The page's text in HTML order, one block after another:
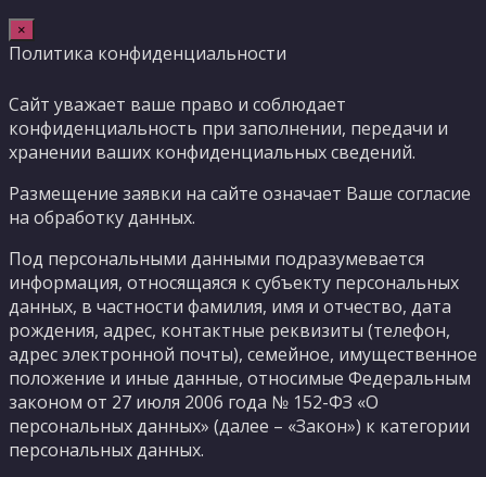
×
Политика конфиденциальности
Сайт уважает ваше право и соблюдает
конфиденциальность при заполнении, передачи и
хранении ваших конфиденциальных сведений.
Размещение заявки на сайте означает Ваше согласие
на обработку данных.
Под персональными данными подразумевается
информация, относящаяся к субъекту персональных
данных, в частности фамилия, имя и отчество, дата
рождения, адрес, контактные реквизиты (телефон,
адрес электронной почты), семейное, имущественное
положение и иные данные, относимые Федеральным
законом от 27 июля 2006 года № 152-ФЗ «О
персональных данных» (далее – «Закон») к категории
персональных данных.